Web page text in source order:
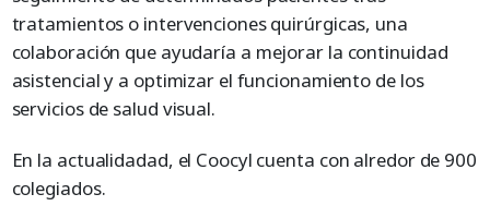
tratamientos o intervenciones quirúrgicas, una
colaboración que ayudaría a mejorar la continuidad
asistencial y a optimizar el funcionamiento de los
servicios de salud visual.
En la actualidadad, el Coocyl cuenta con alredor de 900
colegiados.